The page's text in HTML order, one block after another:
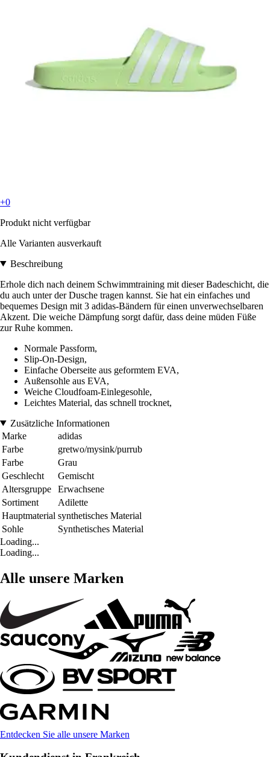
+0
Produkt nicht verfügbar
Alle Varianten ausverkauft
Beschreibung
Erhole dich nach deinem Schwimmtraining mit dieser Badeschicht, die
du auch unter der Dusche tragen kannst. Sie hat ein einfaches und
bequemes Design mit 3 adidas-Bändern für einen unverwechselbaren
Akzent. Die weiche Dämpfung sorgt dafür, dass deine müden Füße
zur Ruhe kommen.
Normale Passform,
Slip-On-Design,
Einfache Oberseite aus geformtem EVA,
Außensohle aus EVA,
Weiche Cloudfoam-Einlegesohle,
Leichtes Material, das schnell trocknet,
Zusätzliche Informationen
Marke
adidas
Farbe
gretwo/mysink/purrub
Farbe
Grau
Geschlecht
Gemischt
Altersgruppe
Erwachsene
Sortiment
Adilette
Hauptmaterial synthetisches Material
Sohle
Synthetisches Material
Loading...
Loading...
Alle unsere Marken
Entdecken Sie alle unsere Marken